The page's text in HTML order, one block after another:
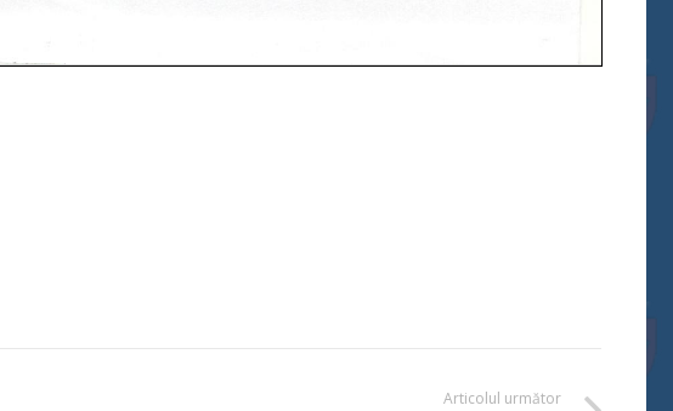
Articolul următor